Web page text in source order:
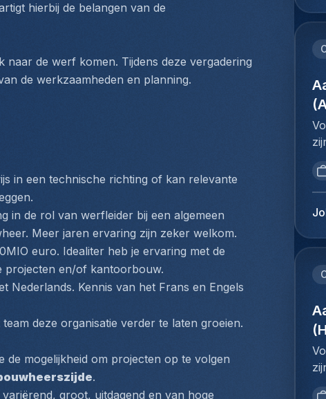
hierbij de belangen van de
naar de werf komen. Tijdens deze vergadering
de werkzaamheden en planning.
in een technische richting of kan relevante
in de rol van werfleider bij een algemeen
Meer jaren ervaring zijn zeker welkom.
euro. Idealiter heb je ervaring met de
projecten en/of kantoorbouw.
Nederlands. Kennis van het Frans en Engels
deze organisatie verder te laten groeien.
de mogelijkheid om projecten op te volgen
.
groot, uitdagend en van hoge
à